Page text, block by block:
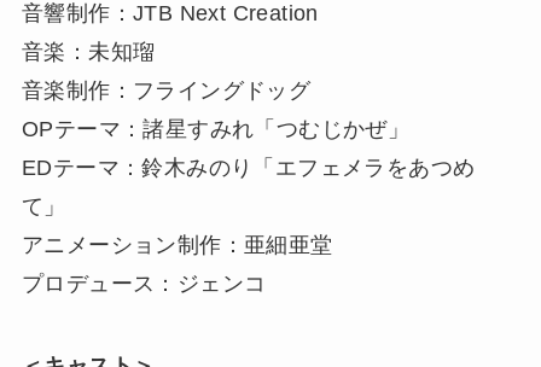
音響制作：JTB Next Creation
音楽：未知瑠
音楽制作：フライングドッグ
OPテーマ：諸星すみれ「つむじかぜ」
EDテーマ：鈴木みのり「エフェメラをあつめ
て」
アニメーション制作：亜細亜堂
プロデュース：ジェンコ